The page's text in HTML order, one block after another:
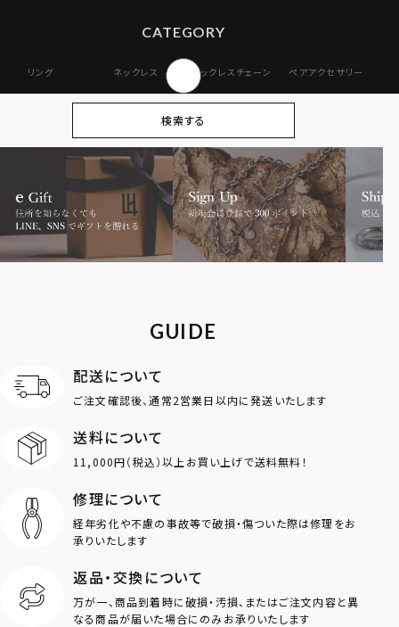
CATEGORY
リング ネックレス ネックレスチェーン ペアアクセサリー
オンラインストア
限定
ギフトボックス パーツ
MOTIF
ロゴ
コイン フェザー
スター ホースシュー
アラベスク スクロール
検索する
GUIDE
配送について
ご注文確認後、通常2営業日以内に発送いたします
送料について
11,000円（税込）以上お買い上げで送料無料！
修理について
経年劣化や不慮の事故等で破損・傷ついた際は修理をお
承りいたします
返品・交換について
万が一、商品到着時に破損・汚損、またはご注文内容と異
なる商品が届いた場合にのみお承りいたします